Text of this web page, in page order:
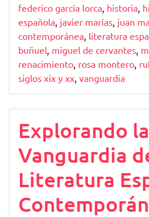
federico garcía lorca historia
española javier marías juan
contemporánea literatura
buñuel miguel de cervantes
renacimiento rosa montero
siglos xix y xx vanguardia
Explorando la
Vanguardia
Literatura